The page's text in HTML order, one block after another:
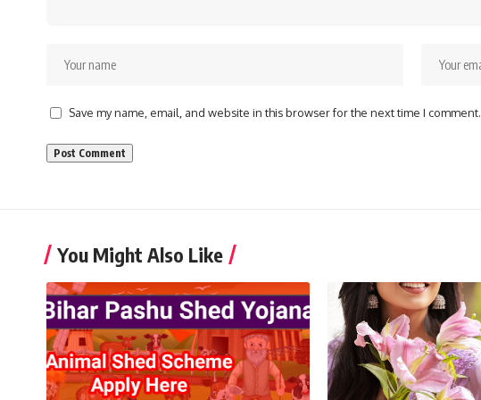
Save my name, email, and website in this browser for the next time I comment.
You Might Also Like